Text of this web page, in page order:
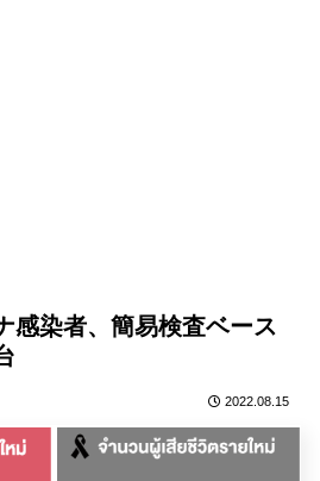
感染者、簡易検査ベース
2022.08.15